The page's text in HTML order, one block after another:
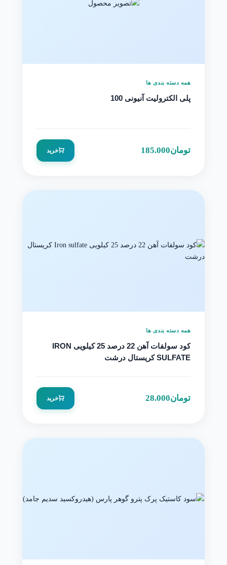
همه دسته بندی ها
پلی الکترولیت آنیونی 100
تومان185.000 خرید
همه دسته بندی ها
کود سولفات آهن 22 درصد 25 کیلویی IRON
SULFATE کریستال درشت
تومان28.000 خرید